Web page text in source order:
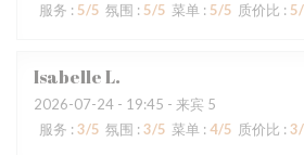
服务 : 5/5 氛围 : 5/5 菜单 : 5/5 质价比 : 5
IsabelleL
2026-07-24 - 19:45 - 来宾 5
服务 : 3/5 氛围 : 3/5 菜单 : 4/5 质价比 : 3